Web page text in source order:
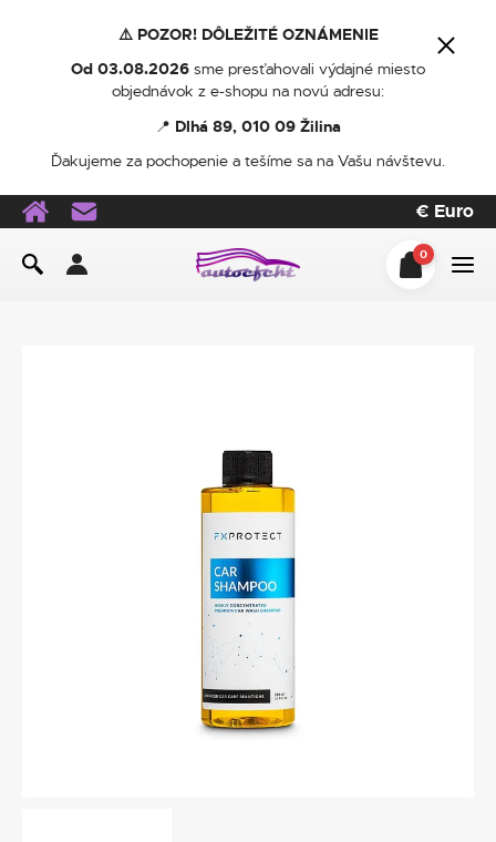
⚠️ POZOR! DÔLEŽITÉ OZNÁMENIE
Od 03.08.2026 sme presťahovali výdajné miesto
objednávok z e-shopu na novú adresu:
📍 Dlhá 89, 010 09 Žilina
Ďakujeme za pochopenie a tešíme sa na Vašu návštevu.
€ Euro
0